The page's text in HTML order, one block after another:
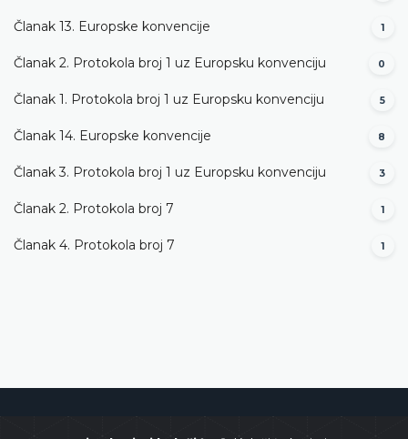
Članak 13. Europske konvencije 1
Članak 2. Protokola broj 1 uz Europsku konvenciju 0
Članak 1. Protokola broj 1 uz Europsku konvenciju 5
Članak 14. Europske konvencije 8
Članak 3. Protokola broj 1 uz Europsku konvenciju 3
Članak 2. Protokola broj 7 1
Članak 4. Protokola broj 7 1